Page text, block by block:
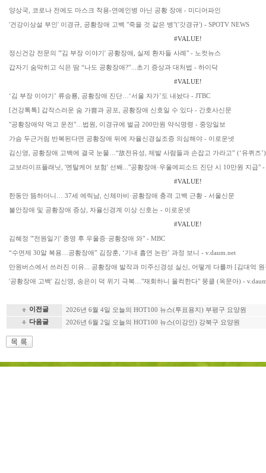
양상국, 코로나 전에도 마스크 착용-연예인병 아닌 공황 장애 - 미디어파인
'건강이상설 부인' 이경규, 공황장애 고백 "죽을 것 같은 병"('갓경규') - SPOTV NEWS
#VALUE!
정신건강 전문의 "'김 부장 이야기' 공황장애, 실제 환자들 사례" - 노컷뉴스
갑자기 숨막히고 식은 땀 “나도 공황장애?”...초기 증상과 대처법 - 하이닥
#VALUE!
‘김 부장 이야기’ 류승룡, 공황장애 진단…‘서울 자가’도 내놨다 - JTBC
[건강톡톡] 갑작스러운 숨 가쁨과 공포, 공황장애 신호일 수 있다 - 간호사신문
"공황장애약 먹고 운전"…법원, 이경규에 벌금 200만원 약식명령 - 중앙일보
가슴 두근거림 반복된다면 공황장애 뒤에 자율신경실조증 의심해야 - 이로운넷
김신영, 공황장애 고백에 결국 눈물…“故전유성, 제발 사람들과 손잡고 가라고” (‘유퀴즈
교보라이프플래닛, '멘탈케어 보험' 선봬..."공황장애·우울에피소드 진단 시 10만원 지급"
#VALUE!
한동안 뜸하더니… 37세 에릭남, 신체마비·공황장애 충격 고백 근황 - 서울신문
불안장애 및 공황장애 증상, 자율신경계 이상 신호는 - 이로운넷
#VALUE!
김혜정 "'전원일기' 종영 후 우울증·공황장애 와" - MBC
“수면제 30알 복용…공황장애” 김장훈, ‘기내 흡연 논란’ 과정 보니 - v.daum.net
만원버스에서 쓰러진 이유... 공황장애 발작과 미주신경성 실신, 어떻게 다를까 [김대억
'공황장애 고백' 김신영, 송은이 덕 위기 극복…"재회하니 울컥한다" 뭉클 (옥문아) -
이전글
2026년 6월 4일 오늘의 HOT100 뉴스(투표용지) 부평구 요양원
다음글
2026년 6월 2일 오늘의 HOT100 뉴스(이강인) 강북구 요양원